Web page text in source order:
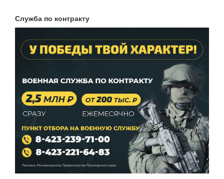
Служба по контракту